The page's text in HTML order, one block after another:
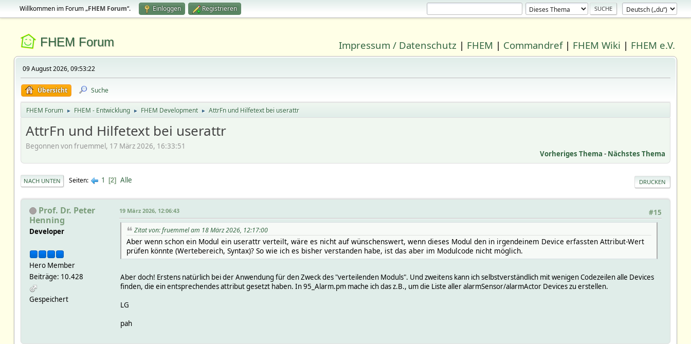
Willkommen im Forum „FHEM Forum“. Einloggen Registrieren
FHEM Forum Impressum / Datenschutz | FHEM | Commandref| FHEM Wiki | FHEM e.V.
09 August 2026, 09:53:22
Übersicht Suche
FHEM Forum ► FHEM - Entwicklung ► FHEM Development ► AttrFn und Hilfetext bei userattr
AttrFn und Hilfetext bei userattr
Begonnen von fruemmel, 17 März 2026, 16:33:51
Vorheriges Thema - Nächstes Thema
DRUCKEN
NACH UNTEN Seiten 1 2 Alle
Prof. Dr. Peter
Henning
Developer
Hero Member
Beiträge: 10.428
Gespeichert
#15
19 März 2026, 12:06:43
Zitat von: fruemmel am 18 März 2026, 12:17:00
Aber wenn schon ein Modul ein userattr verteilt, wäre es nicht auf wünschenswert, wenn dieses Modul den in irgendeinem Device erfassten Attribut-Wert
prüfen könnte (Wertebereich, Syntax)? So wie ich es bisher verstanden habe, ist das aber im Modulcode nicht möglich.
Aber doch! Erstens natürlich bei der Anwendung für den Zweck des "verteilenden Moduls". Und zweitens kann ich selbstverständlich mit wenigen Codezeilen alle Devices
finden, die ein entsprechendes attribut gesetzt haben. In 95_Alarm.pm mache ich das z.B., um die Liste aller alarmSensor/alarmActor Devices zu erstellen.
LG
pah